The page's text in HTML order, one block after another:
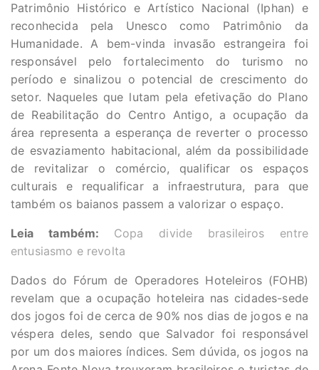
Patrimônio Histórico e Artístico Nacional (Iphan) e
reconhecida pela Unesco como Patrimônio da
Humanidade. A bem-vinda invasão estrangeira foi
responsável pelo fortalecimento do turismo no
período e sinalizou o potencial de crescimento do
setor. Naqueles que lutam pela efetivação do Plano
de Reabilitação do Centro Antigo, a ocupação da
área representa a esperança de reverter o processo
de esvaziamento habitacional, além da possibilidade
de revitalizar o comércio, qualificar os espaços
culturais e requalificar a infraestrutura, para que
também os baianos passem a valorizar o espaço.
Leia também: Copa divide brasileiros entre
entusiasmo e revolta
Dados do Fórum de Operadores Hoteleiros (FOHB)
revelam que a ocupação hoteleira nas cidades-sede
dos jogos foi de cerca de 90% nos dias de jogos e na
véspera deles, sendo que Salvador foi responsável
por um dos maiores índices. Sem dúvida, os jogos na